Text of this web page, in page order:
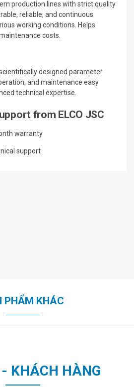
production lines with strict quality
reliable, and continuous
working conditions. Helps
costs.
designed parameter
and maintenance easy
technical expertise.
from ELCO JSC
warranty
support
PHẨM KHÁC
KHÁCH HÀNG